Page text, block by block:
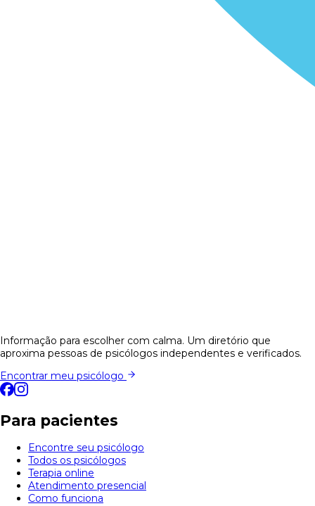
Informação para escolher com calma. Um diretório que
aproxima pessoas de psicólogos independentes e verificados.
Encontrar meu psicólogo
Para pacientes
Encontre seu psicólogo
Todos os psicólogos
Terapia online
Atendimento presencial
Como funciona